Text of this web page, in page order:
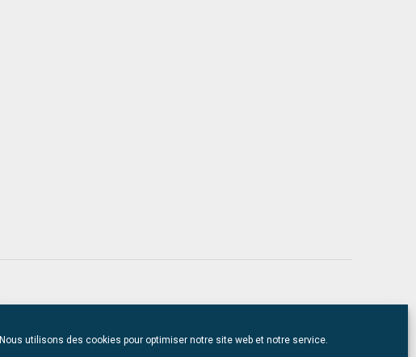
Nous utilisons des cookies pour optimiser notre site web et notre service.